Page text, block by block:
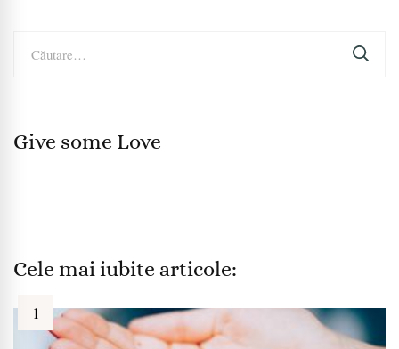
după:
Give some Love
Cele mai iubite articole: